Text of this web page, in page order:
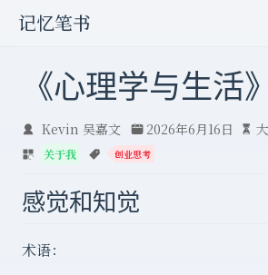
跳至主要內容
记忆笔书
《心理学与生活
Kevin 吴嘉文 2026年6月16日
关于我 创业思考
感觉和知觉
术语：